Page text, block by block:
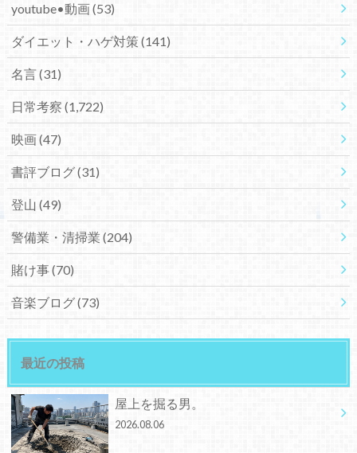
youtube•動画(53)
ダイエット・ハゲ対策(141)
名言(31)
日常考察 (1,722)
映画(47)
書評ブログ(31)
登山 (49)
警備業・清掃業 (204)
賭け事(70)
音楽ブログ(73)
最近の投稿
屋上を掘る男。
2026.08.06